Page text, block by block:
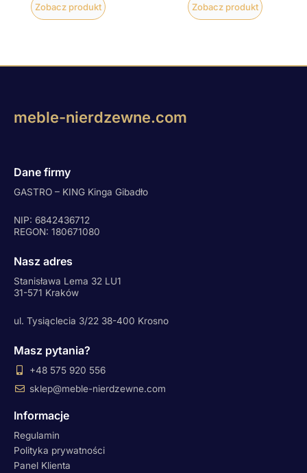
Zobacz produkt Zobacz produkt
meble-nierdzewne.com
Dane firmy
GASTRO – KING Kinga Gibadło
NIP: 6842436712
REGON: 180671080
Nasz adres
Stanisława Lema 32 LU1
31-571 Kraków
ul. Tysiąclecia 3/22 38-400 Krosno
Masz pytania?
+48 575 920 556
sklep@meble-nierdzewne.com
Informacje
Regulamin
Polityka prywatności
Panel Klienta